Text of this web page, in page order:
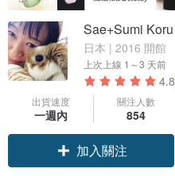
Sae+Sumi Koru
日本 | 2016 開館
上次上線 1～3 天前
4.8
出貨速度
一週內
關注人數
854
領優惠券